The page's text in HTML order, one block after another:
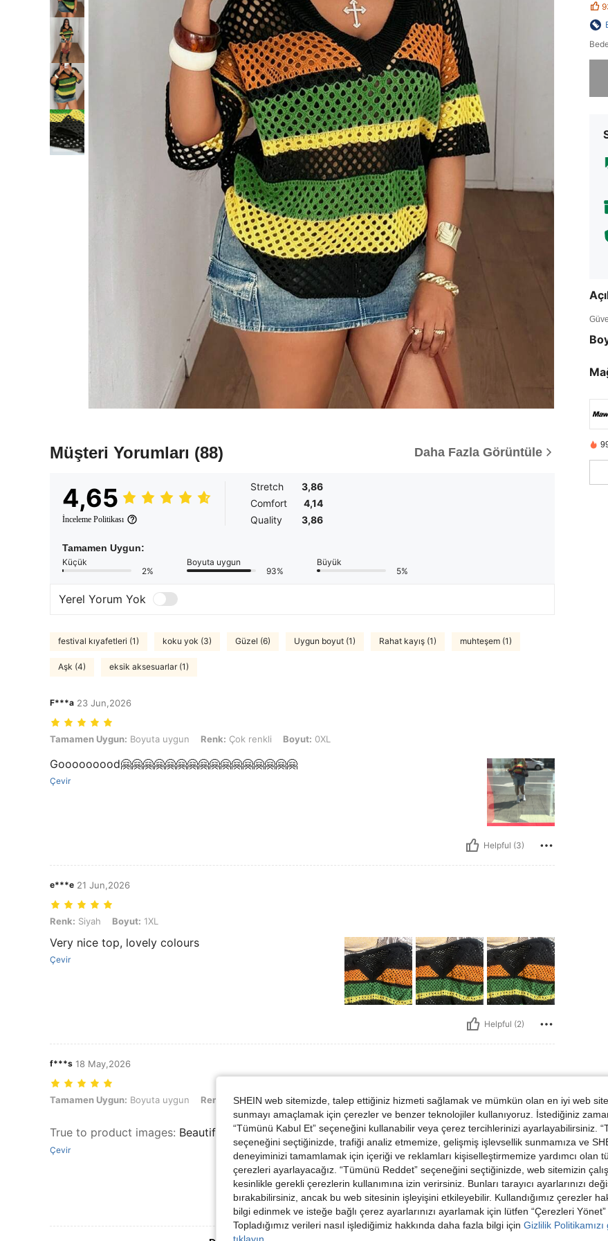
Müşteri Yorumları (88) Daha Fazla Görüntüle
4,65
İnceleme Politikası
Stretch
3,86
Comfort
4,14
Quality
3,86
Tamamen Uygun:
Küçük
2%
Boyuta uygun
93%
Büyük
5%
Yerel Yorum Yok
festival kıyafetleri (1) koku yok (3) Güzel (6) Uygun boyut (1) Rahat kayış (1) muhteşem (1)
Aşk (4) eksik aksesuarlar (1)
F***a 23 Jun,2026
Tamamen Uygun: Boyuta uygun, Renk: Çok renkli, Boyut: 0XL
Tamamen Uygun: Boyuta uygun Renk: Çok renkli Boyut: 0XL
Gooooooood🤗🤗🤗🤗🤗🤗🤗🤗🤗🤗🤗🤗🤗🤗🤗🤗
Çevir
Helpful (3)
e***e 21 Jun,2026
Renk: Siyah, Boyut: 1XL
Renk: Siyah Boyut: 1XL
Very nice top, lovely colours
Çevir
Helpful (2)
f***s 18 May,2026
Tamamen Uygun: Boyuta uygun, Renk: Çok renkli, Boyut: 2XL
Tamamen Uygun: Boyuta uygun Renk: Çok renkli Boyut:2XL
True to product images: Beautiful beautiful beautiful. I love it
Çevir
Helpful (1)
SHEIN web sitemizde, talep ettiğiniz hizmeti sağlamak ve mümkün olan en iyi web
sunmayı amaçlamak için çerezler ve benzer teknolojiler kullanıyoruz. İstediğiniz
“Tümünü Kabul Et” seçeneğini kullanabilir veya çerez tercihlerinizi ayarlayabilirsiniz.
seçeneğini seçtiğinizde, trafiği analiz etmemize, gelişmiş işlevsellik sunmamıza ve
deneyiminizi tamamlamak için içeriği ve reklamları kişiselleştirmemize yardımcı olan
çerezleri ayarlayacağız. “Tümünü Reddet” seçeneğini seçtiğinizde, web sitemizin
kesinlikle gerekli çerezlerin kullanımına izin verirsiniz. Bunları tarayıcı ayarlarınızı
bırakabilirsiniz, ancak bu web sitesinin işleyişini etkileyebilir. Kullandığımız çerezler
bilgi edinmek ve isteğe bağlı çerez ayarlarınızı ayarlamak için lütfen “Çerezleri
Topladığımız verileri nasıl işlediğimiz hakkında daha fazla bilgi için Gizlilik